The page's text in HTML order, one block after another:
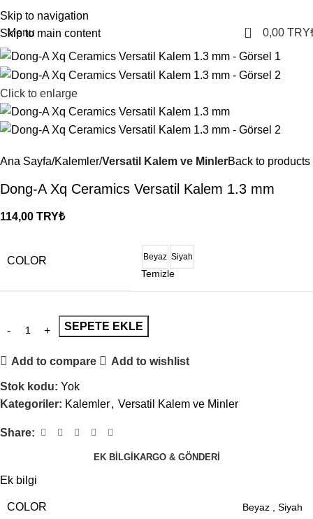
Skip to navigation
Skip to main content
Menu 0 0,00
Click to enlarge
Ana Sayfa Kalemler Versatil Kalem ve MinlerBack to products
Dong-A Xq Ceramics Versatil Kalem 1.3 mm
114,00 TRY₺
COLOR Beyaz Siyah
Temizle
SEPETE EKLE
Add to compare Add to wishlist
Stok kodu: Yok
Kategoriler: Kalemler, Versatil Kalem ve Minler
Share:
EK BILGI KARGO & GÖNDERI
Ek bilgi
COLOR Beyaz , Siyah